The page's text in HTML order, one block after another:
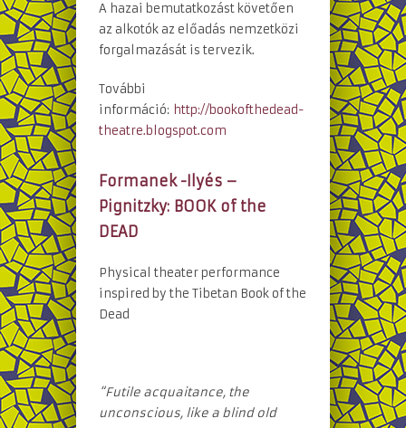
A hazai bemutatkozást követően
az alkotók az előadás nemzetközi
forgalmazását is tervezik.
További
információ: http://bookofthedead-
theatre.blogspot.com
Formanek -Ilyés –
Pignitzky: BOOK of the
DEAD
Physical theater performance
inspired by the Tibetan Book of the
Dead
“Futile acquaitance, the
unconscious, like a blind old